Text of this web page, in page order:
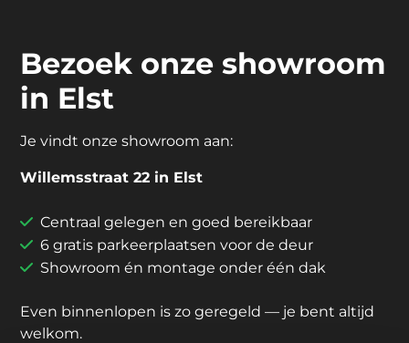
Bezoek onze showroom
in Elst
Je vindt onze showroom aan:
Willemsstraat 22 in Elst
Centraal gelegen en goed bereikbaar
6 gratis parkeerplaatsen voor de deur
Showroom én montage onder één dak
Even binnenlopen is zo geregeld — je bent altijd
welkom.